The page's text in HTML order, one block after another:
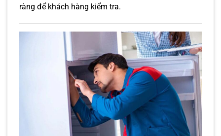
ràng để khách hàng kiểm tra.